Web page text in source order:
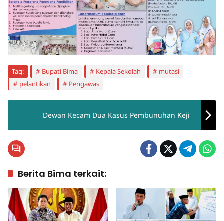
Tag: Bupati Bima Kepala Sekolah
mutasi
pelantikan
Pengawas
Dewan Kecam Dua Kasus Pembunuhan Keji
Berita Bima terkait: